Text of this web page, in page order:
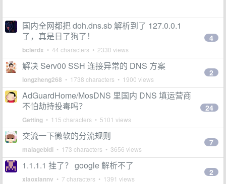
国内全网都把 doh.dns.sb 解析到了 127.0.0.1
了，真是日了狗了！
bclerdx • 44 characters • 2330 views
4
解决 Serv00 SSH 连接异常的 DNS 方案
longzheng268 • 1738 characters • 1900 views
2
AdGuardHome/MosDNS 里国内 DNS 填运营商
不怕劫持投毒吗？
Getting • 115 characters • 5101 views
24
交流一下微软的分流规则
malagebidi • 173 characters • 3656 views
7
1.1.1.1 挂了？ google 解析不了
xiaoxiannv • 7 characters • 1391 views
2